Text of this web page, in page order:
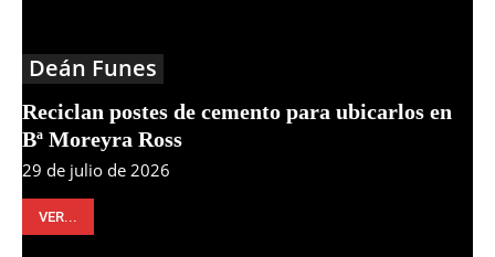
Deán Funes
Reciclan postes de cemento para ubicarlos en
Bª Moreyra Ross
29 de julio de 2026
VER...